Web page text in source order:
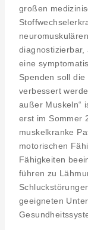
großen
eine
Spenden soll
verbessert
außer Muskeln“
erst im Sommer
muskelkranke
motorischen
Fähigkeiten
führen zu
geeigneten